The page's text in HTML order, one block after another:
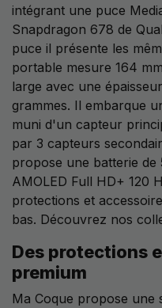
intégrant une puce
Snapdragon 678 de
puce il présente les
portable mesure 164
large avec une
grammes. Il embarque
muni d'un capteur
par 3 capteurs
propose une batterie
AMOLED Full HD+ 120
protections et
bas. Découvrez nos
Des protections
premium
Ma Coque propose une